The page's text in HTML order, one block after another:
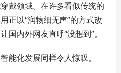
戴领域。在许多看似传统的
正以“润物细无声”的方式改
国内外网友直呼“没想到”。
化发展同样令人惊叹。